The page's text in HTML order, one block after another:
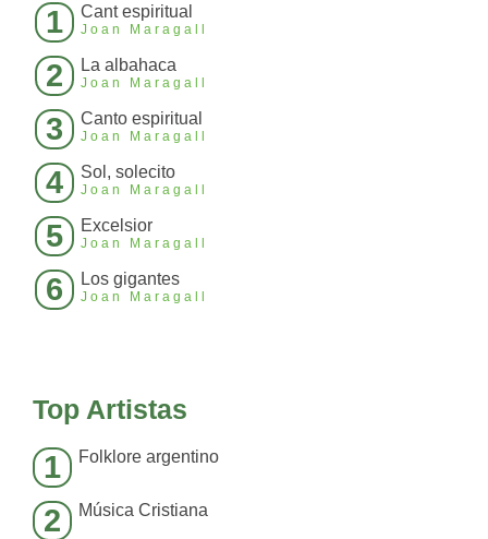
1 Cant espiritual
Joan Maragall
2 La albahaca
Joan Maragall
3 Canto espiritual
Joan Maragall
4 Sol, solecito
Joan Maragall
5 Excelsior
Joan Maragall
6 Los gigantes
Joan Maragall
Top Artistas
1 Folklore argentino
2 Música Cristiana